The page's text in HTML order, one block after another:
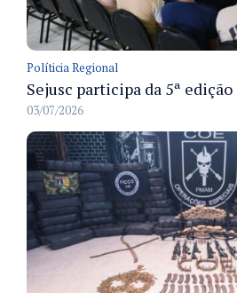
Políticia Regional
03/07/2026